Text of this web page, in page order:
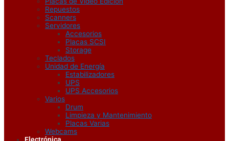
Repuestos
Scanners
Servidores
Accesorios
Placas SCSI
Storage
Teclados
Unidad de Energía
Estabilizadores
UPS
UPS Accesorios
Varios
Drum
Limpieza y Mantenimiento
Placas Varias
Webcams